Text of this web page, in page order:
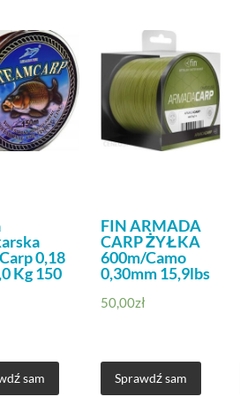
0,18
Kg 150
sam
FIN ARMADA
CARP ŻYŁKA
600m/Camo
0,30mm 15,9lbs
50,00zł
Sprawdź sam